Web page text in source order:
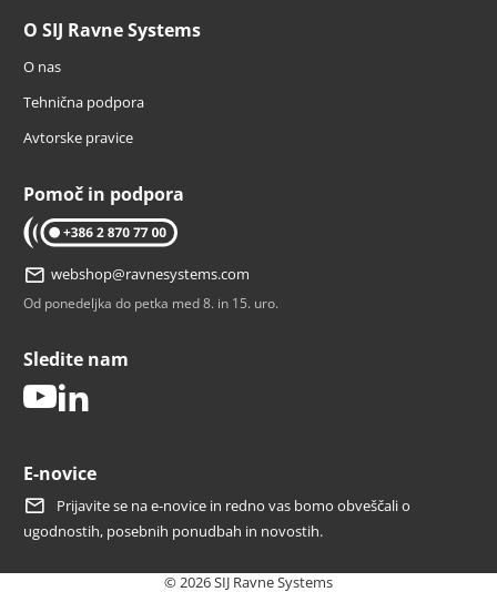
O SIJ Ravne Systems
O nas
Tehnična podpora
Avtorske pravice
Pomoč in podpora
tel: 02 870 77 00
webshop@ravnesystems.com
Od ponedeljka do petka med 8. in 15. uro.
Sledite nam
youtube
E-novice
Prijavite se na e-novice in redno vas bomo obveščali o
ugodnostih, posebnih ponudbah in novostih.
© 2026 SIJ Ravne Systems